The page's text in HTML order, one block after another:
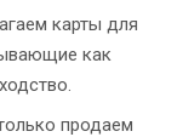
карты для
как
продаем